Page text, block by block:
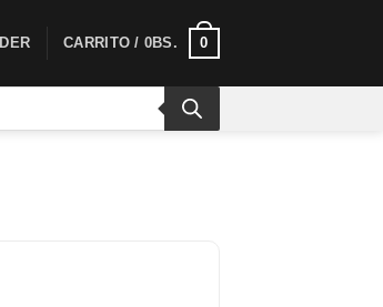
CARRITO / 0BS. 0